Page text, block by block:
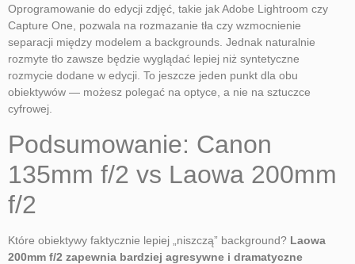
Oprogramowanie do edycji zdjęć, takie jak Adobe Lightroom czy
Capture One, pozwala na rozmazanie tła czy wzmocnienie
separacji między modelem a backgrounds. Jednak naturalnie
rozmyte tło zawsze będzie wyglądać lepiej niż syntetyczne
rozmycie dodane w edycji. To jeszcze jeden punkt dla obu
obiektywów — możesz polegać na optyce, a nie na sztuczce
cyfrowej.
Podsumowanie: Canon
135mm f/2 vs Laowa 200mm
f/2
Które obiektywy faktycznie lepiej „niszczą” background? Laowa
200mm f/2 zapewnia bardziej agresywne i dramatyczne